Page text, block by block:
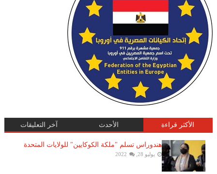
الأكثر قراءة الأحدث آخر التعليقات
هندوراس تسلم "ملكة الكوكايين" للولايات المتحدة
يوليو 28, 2022